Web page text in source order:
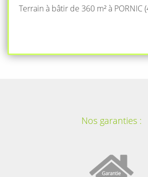
Terrain à bâtir de 360 m² à PORNIC
Nos garanties :